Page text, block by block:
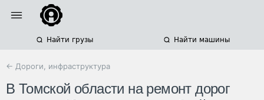
Найти грузы Найти машины
← Дороги, инфраструктура
В Томской области на ремонт дорог